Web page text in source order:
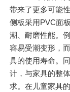
带来了更多可能
侧板采用PVC面
潮、耐磨性能。
容易受潮变形，
具的使用寿命。
计，与家具的整
求。在儿童家具